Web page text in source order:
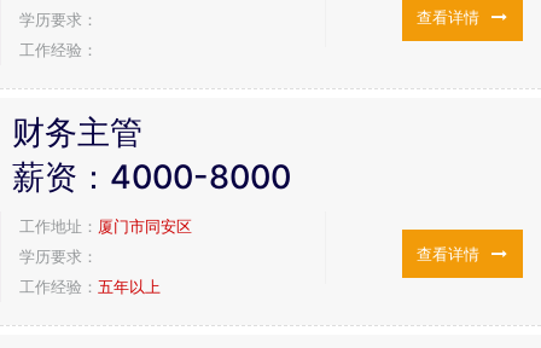
学历要求：
工作经验：
查看详情
财务主管
薪资： 4000-8000
工作地址： 厦门市同安区
学历要求：
工作经验： 五年以上
查看详情